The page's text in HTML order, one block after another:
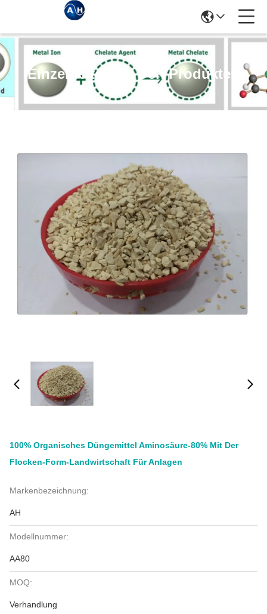
Einzelheiten Zu Den Produkten
100% Organisches Düngemittel Aminosäure-80% Mit Der
Flocken-Form-Landwirtschaft Für Anlagen
Markenbezeichnung:
AH
Modellnummer:
AA80
MOQ:
Verhandlung